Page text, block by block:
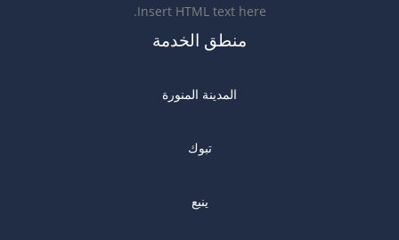
Insert HTML text here.
منطق الخدمة
المدينة المنورة
تبوك
ينبع